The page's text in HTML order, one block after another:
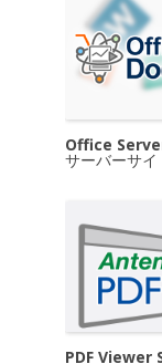
Office
サーバーサイ
PDF Viewer